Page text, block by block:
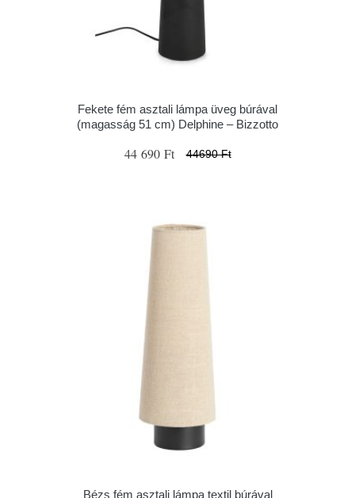
Fekete fém asztali lámpa üveg búrával
(magasság 51 cm) Delphine – Bizzotto
44 690 Ft 44690 Ft
Bézs fém asztali lámpa textil búrával